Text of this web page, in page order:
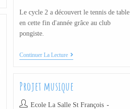
Le cycle 2 a découvert le tennis de table
en cette fin d'année grâce au club
pongiste.
Continuer La Lecture
Projet musique
Ecole La Salle St François